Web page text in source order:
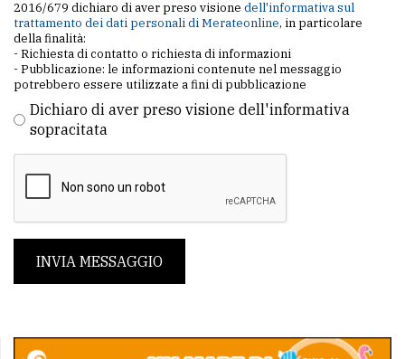
2016/679 dichiaro di aver preso visione dell'informativa sul
trattamento dei dati personali di Merateonline, in particolare
della finalità:
- Richiesta di contatto o richiesta di informazioni
- Pubblicazione: le informazioni contenute nel messaggio
potrebbero essere utilizzate a fini di pubblicazione
Dichiaro di aver preso visione dell'informativa
sopracitata
INVIA MESSAGGIO